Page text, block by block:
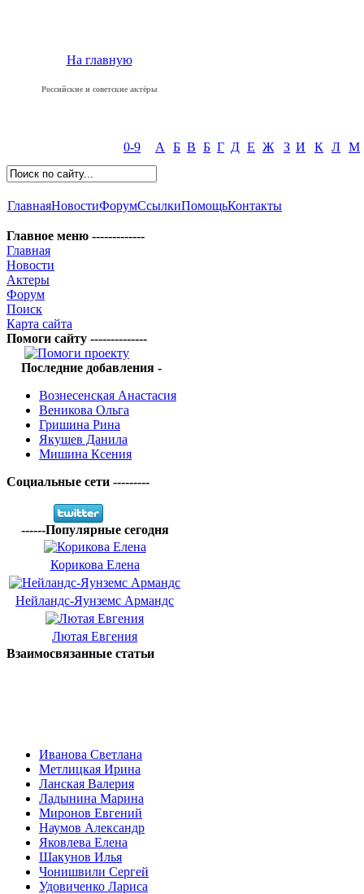
На главную
Российские и советские актёры
0-9 А Б В Б Г Д Е Ж З И К Л М
ГлавнаяНовостиФорумСсылкиПомощьКонтакты
Главное меню -------------
Главная
Новости
Актеры
Форум
Поиск
Карта сайта
Помоги сайту --------------
Последние добавления -
Вознесенская Анастасия
Веникова Ольга
Гришина Рина
Якушев Данила
Мишина Ксения
Социальные сети ---------
------Популярные сегодня
Корикова Елена
Нейландс-Яунземс Армандс
Лютая Евгения
Взаимосвязанные статьи
Иванова Светлана
Метлицкая Ирина
Ланская Валерия
Ладынина Марина
Миронов Евгений
Наумов Александр
Яковлева Елена
Шакунов Илья
Чонишвили Сергей
Удовиченко Лариса